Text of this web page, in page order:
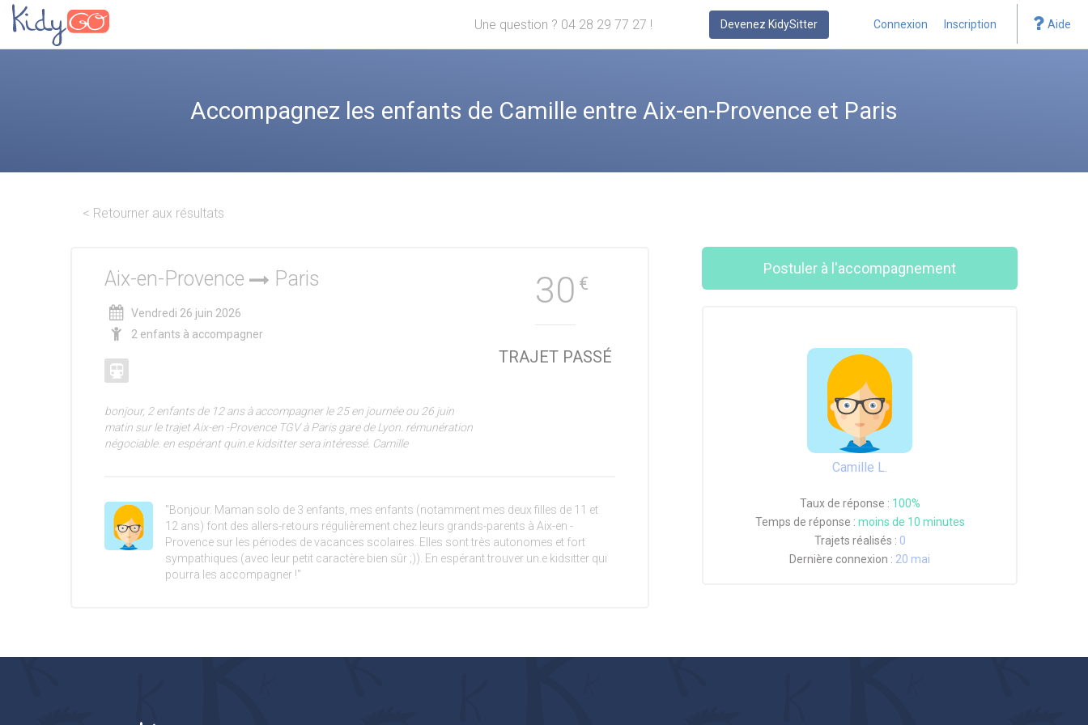
Une question ? 04 28 29 77 27 ! Devenez KidySitter Connexion Inscription Aide
Accompagnez les enfants de Camille entre Aix-en-Provence et Paris
< Retourner aux résultats
Aix-en-Provence Paris
Vendredi 26 juin 2026
2 enfants à accompagner
bonjour, 2 enfants de 12 ans à accompagner le 25 en journée ou 26 juin
matin sur le trajet Aix-en -Provence TGV à Paris gare de Lyon. rémunération
négociable. en espérant quin.e kidsitter sera intéressé. Camille
30 €
TRAJET PASSÉ
"Bonjour. Maman solo de 3 enfants, mes enfants (notamment mes deux filles de 11 et
12 ans) font des allers-retours régulièrement chez leurs grands-parents à Aix-en -
Provence sur les périodes de vacances scolaires. Elles sont très autonomes et fort
sympathiques (avec leur petit caractère bien sûr ;)). En espérant trouver un.e kidsitter qui
pourra les accompagner !"
Postuler à l'accompagnement
Camille L.
Taux de réponse : 100%
Temps de réponse : moins de 10 minutes
Trajets réalisés : 0
Dernière connexion : 20 mai